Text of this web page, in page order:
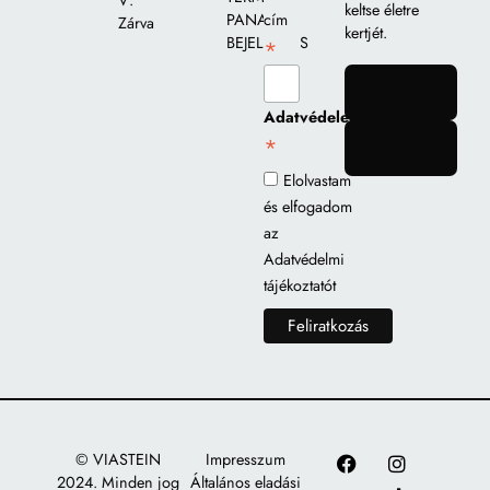
Zárva
PANASZ
BEJELENTÉS
cím
*
Adatvédelem
*
Elolvastam
és elfogadom
az
Adatvédelmi
tájékoztatót
keltse életre
kertjét.
© VIASTEIN
2024. Minden jog
Impresszum
Általános eladási